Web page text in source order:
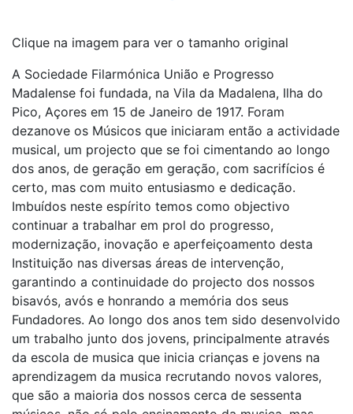
Clique na imagem para ver o tamanho original
A Sociedade Filarmónica União e Progresso
Madalense foi fundada, na Vila da Madalena, Ilha do
Pico, Açores em 15 de Janeiro de 1917. Foram
dezanove os Músicos que iniciaram então a actividade
musical, um projecto que se foi cimentando ao longo
dos anos, de geração em geração, com sacrifícios é
certo, mas com muito entusiasmo e dedicação.
Imbuídos neste espírito temos como objectivo
continuar a trabalhar em prol do progresso,
modernização, inovação e aperfeiçoamento desta
Instituição nas diversas áreas de intervenção,
garantindo a continuidade do projecto dos nossos
bisavós, avós e honrando a memória dos seus
Fundadores. Ao longo dos anos tem sido desenvolvido
um trabalho junto dos jovens, principalmente através
da escola de musica que inicia crianças e jovens na
aprendizagem da musica recrutando novos valores,
que são a maioria dos nossos cerca de sessenta